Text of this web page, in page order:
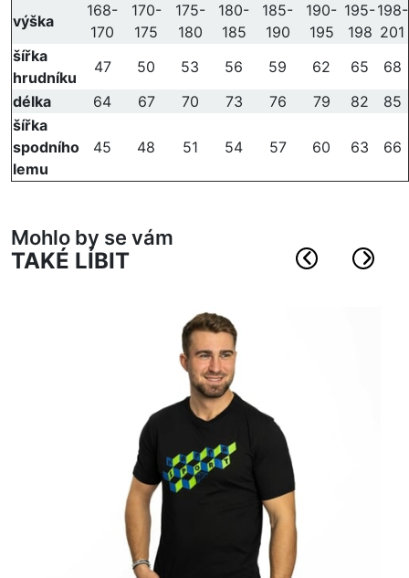
výška
168-
170
170-
175
175-
180
180-
185
185-
190
190-
195
195-
198
198-
201
šířka
hrudníku
47 50 53 56 59 62 65
68
délka
64 67 70 73 76 79 82
85
šířka
spodního
lemu
45 48 51 54 57 60 63 66
Mohlo by se vám
TAKÉ LÍBIT